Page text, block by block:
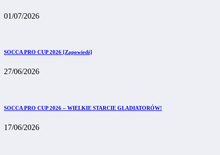
01/07/2026
SOCCA PRO CUP 2026 [Zapowiedź]
27/06/2026
SOCCA PRO CUP 2026 – WIELKIE STARCIE GLADIATORÓW!
17/06/2026